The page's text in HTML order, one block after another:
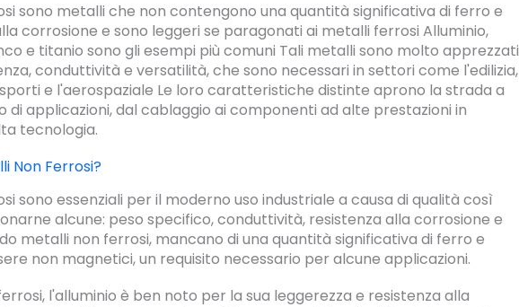
sono metalli che non contengono una quantità significativa di ferro e
corrosione e sono leggeri se paragonati ai metalli ferrosi Alluminio,
e titanio sono gli esempi più comuni Tali metalli sono molto apprezzati
conduttività e versatilità, che sono necessari in settori come l'edilizia,
e l'aerospaziale Le loro caratteristiche distinte aprono la strada a
di applicazioni, dal cablaggio ai componenti ad alte prestazioni in
tecnologia.
Non Ferrosi?
sono essenziali per il moderno uso industriale a causa di qualità così
alcune: peso specifico, conduttività, resistenza alla corrosione e
metalli non ferrosi, mancano di una quantità significativa di ferro e
non magnetici, un requisito necessario per alcune applicazioni.
l'alluminio è ben noto per la sua leggerezza e resistenza alla